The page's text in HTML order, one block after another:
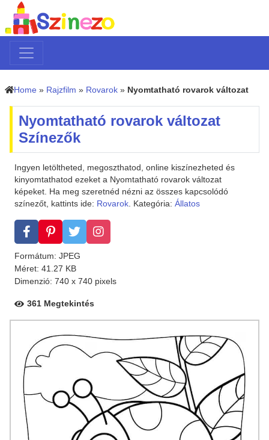
Home » Rajzfilm » Rovarok » Nyomtatható rovarok változat
Nyomtatható rovarok változat
Színezők
Ingyen letöltheted, megoszthatod, online kiszínezheted és
kinyomtathatod ezeket a Nyomtatható rovarok változat
képeket. Ha meg szeretnéd nézni az összes kapcsolódó
színezőt, kattints ide: Rovarok. Kategória: Állatos
Formátum: JPEG
Méret: 41.27 KB
Dimenzió: 740 x 740 pixels
361 Megtekintés